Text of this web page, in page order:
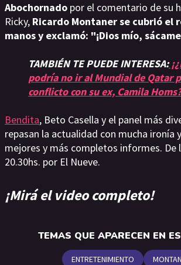
Abochornado por el comentario de su
Ricky, Ricardo Montaner se cubrió el
manos y exclamó: "¡Dios mío,
TAMBIÉN TE PUEDE INTERESA:
podría no ir al Mundial de Qatar
conflicto con su ex, Camila
Bendita, Beto Casella y el panel más
repasan la actualidad con mucha ironía
mejores y más completos informes. De
20.30hs. por El Nueve.
¡Mirá el video completo!
TEMAS QUE APARECEN EN
ENTRETENIMIENTO